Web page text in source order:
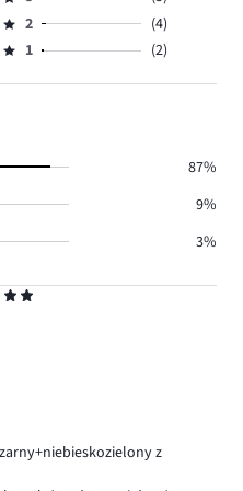
z
głosów
71.
ilość
głosów
Ocena
3,
ilość
Ocena
2,
2
(4)
Ocena
1,
1 (2)
87%
9%
3%